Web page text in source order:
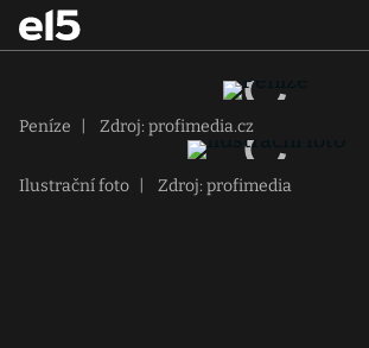
Peníze Zdroj: profimedia.cz
Ilustrační foto Zdroj: profimedia